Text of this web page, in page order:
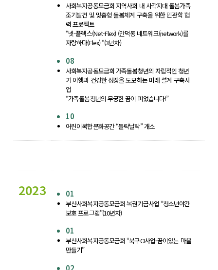
사회복지공동모금회 지역사회 내 사각지대 돌봄가족
조기발견 및 맞춤형 돌봄체계 구축을 위한 민관학 협
력 프로젝트
“넷-플렉스(Net-Flex) (만덕동 네트워크(network)를
자랑하다(Flex) “(3년차)
08
사회복지공동모금회 가족돌봄청년의 자립적인 청년
기 이행과 건강한 성장을 도모하는 미래 설계 구축사
업
“가족돌봄청년의 무궁한 꿈이 피었습니다!”
10
어린이복합문화공간 “들락날락” 개소
2023 01
부산사회복지공동모금회 복권기금사업 “청소년야간
보호 프로그램”(10년차)
01
부산사회복지공동모금회 “북구CI사업-꿈이있는 마을
만들기”
02